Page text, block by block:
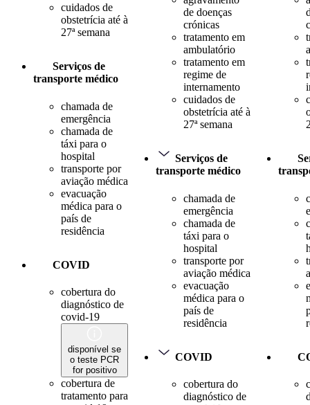
cuidados de
obstetrícia até à
27ª semana
Serviços de
transporte médico
chamada de
emergência
chamada de
táxi para o
hospital
transporte por
aviação médica
evacuação
médica para o
país de
residência
COVID
cobertura do
diagnóstico de
covid-19
disponível se
o teste PCR
for positivo
cobertura de
tratamento para
de doenças
crónicas
tratamento em
ambulatório
tratamento em
regime de
internamento
cuidados de
obstetrícia até à
27ª semana
Serviços de
transporte médico
chamada de
emergência
chamada de
táxi para o
hospital
transporte por
aviação médica
evacuação
médica para o
país de
residência
COVID
cobertura do
diagnóstico de